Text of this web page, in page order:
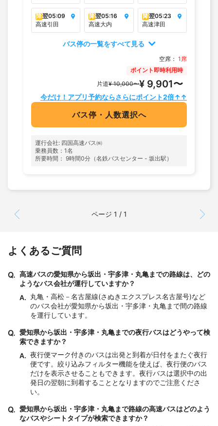
降翌05:09
高速引田
降翌05:16
高速大内
降翌05:23
高速津田
バス停の一覧をすべて見る
空席： 1席
ポイント即時利用時
片道¥ 10,000〜¥ 9,901〜
今だけ！アプリ予約ならさらにポイント2倍↑↑
バス停・人数選択へ
運行会社: 四国高速バス㈱
乗務員数：1名
所要時間： 9時間0分（名鉄バスセンター - 坂出駅）
ページ 1 / 1
よくあるご質問
Q. 高速バスの愛知県から坂出・宇多津・丸亀までの路線は、どの
ようなバス会社が運行していますか？
A. 丸亀・高松－名古屋線(さぬきエクスプレス名古屋号)など
のバス会社が愛知県から坂出・宇多津・丸亀まで間の路線
を運行しています。
Q. 愛知県から坂出・宇多津・丸亀までの夜行バスはどうやって検
索できますか？
A. 夜行便マーク付きのバスは出発と到着が日付をまたぐ夜行
便です。絞り込みフィルター機能を使えば、夜行便のバス
だけを表示させることもできます。夜行バスは選択中の出
発日の翌朝に到着することとなりますのでご注意くださ
い。
Q. 愛知県から坂出・宇多津・丸亀まで路線の高速バスはどのよう
なバスやシートタイプが検索できますか？